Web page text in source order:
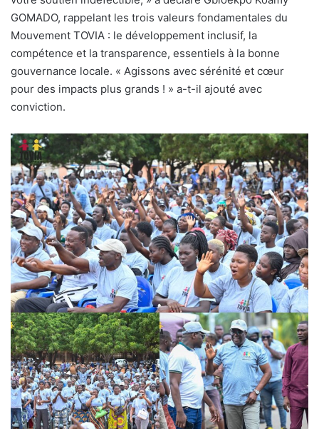
GOMADO, rappelant les trois valeurs fondamentales du
Mouvement TOVIA : le développement inclusif, la
compétence et la transparence, essentiels à la bonne
gouvernance locale. « Agissons avec sérénité et cœur
pour des impacts plus grands ! » a-t-il ajouté avec
conviction.